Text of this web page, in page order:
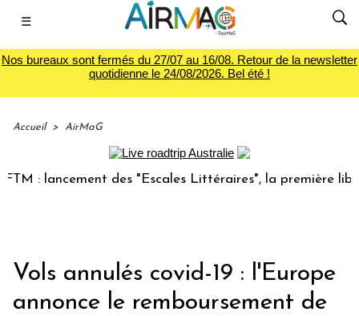
☰
Nos bureaux sont fermés du 27/07 au 16/08. Retour de la newsletter
quotidienne le 24/08/2026. Bel été !
Accueil > AirMaG
lancement des "Escales Littéraires", la première librairie
Vols annulés covid-19 : l'Europe
annonce le remboursement de